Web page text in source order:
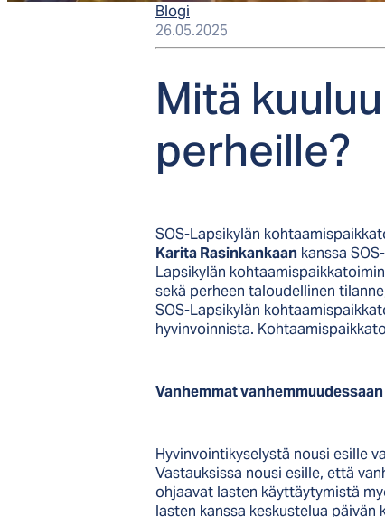
Blogi
26.05.2025
Mi­tä
per­heil­le?
SOS-Lapsikylän
Karita Rasinkankaan kanssa
Lapsikylän
sekä perheen taloudellinen
SOS-Lapsikylän
hyvinvoinnista.
Vanhemmat
Hyvinvointikyselystä nousi esille
Vastauksissa nousi esille, että
ohjaavat lasten käyttäytymistä
lasten kanssa keskustelua